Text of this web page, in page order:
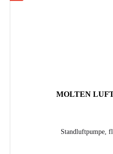
MOLTEN
Standluftpumpe,